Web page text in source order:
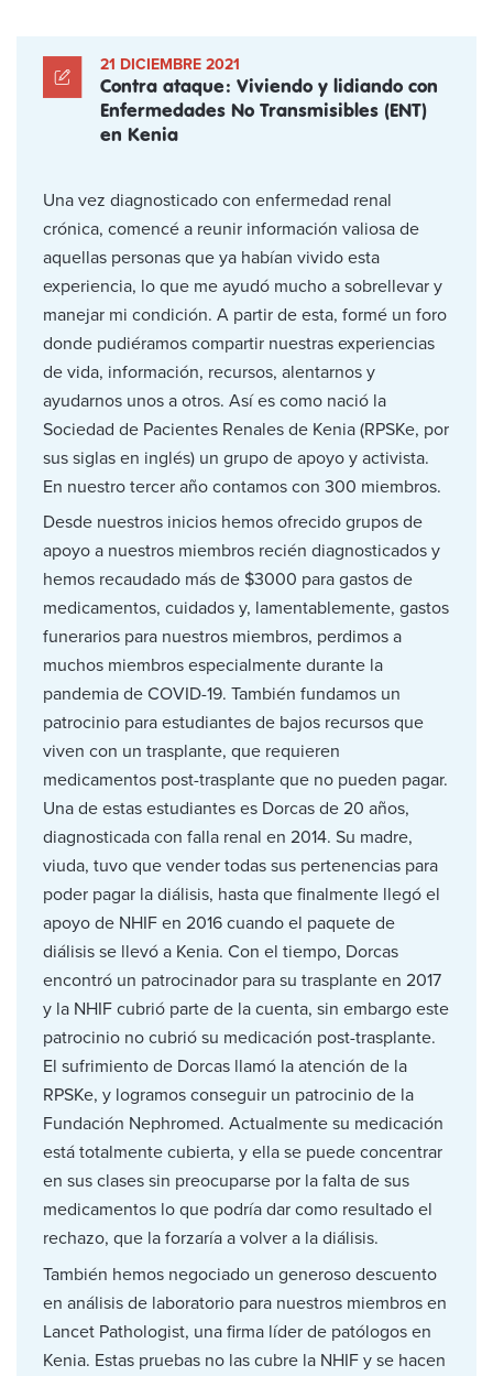
21 DICIEMBRE 2021
Contra ataque: Viviendo y lidiando con
Enfermedades No Transmisibles (ENT)
en Kenia
Una vez diagnosticado con enfermedad renal
crónica, comencé a reunir información valiosa de
aquellas personas que ya habían vivido esta
experiencia, lo que me ayudó mucho a sobrellevar y
manejar mi condición. A partir de esta, formé un foro
donde pudiéramos compartir nuestras experiencias
de vida, información, recursos, alentarnos y
ayudarnos unos a otros. Así es como nació la
Sociedad de Pacientes Renales de Kenia (RPSKe, por
sus siglas en inglés) un grupo de apoyo y activista.
En nuestro tercer año contamos con 300 miembros.
Desde nuestros inicios hemos ofrecido grupos de
apoyo a nuestros miembros recién diagnosticados y
hemos recaudado más de $3000 para gastos de
medicamentos, cuidados y, lamentablemente, gastos
funerarios para nuestros miembros, perdimos a
muchos miembros especialmente durante la
pandemia de COVID-19. También fundamos un
patrocinio para estudiantes de bajos recursos que
viven con un trasplante, que requieren
medicamentos post-trasplante que no pueden pagar.
Una de estas estudiantes es Dorcas de 20 años,
diagnosticada con falla renal en 2014. Su madre,
viuda, tuvo que vender todas sus pertenencias para
poder pagar la diálisis, hasta que finalmente llegó el
apoyo de NHIF en 2016 cuando el paquete de
diálisis se llevó a Kenia. Con el tiempo, Dorcas
encontró un patrocinador para su trasplante en 2017
y la NHIF cubrió parte de la cuenta, sin embargo este
patrocinio no cubrió su medicación post-trasplante.
El sufrimiento de Dorcas llamó la atención de la
RPSKe, y logramos conseguir un patrocinio de la
Fundación Nephromed. Actualmente su medicación
está totalmente cubierta, y ella se puede concentrar
en sus clases sin preocuparse por la falta de sus
medicamentos lo que podría dar como resultado el
rechazo, que la forzaría a volver a la diálisis.
También hemos negociado un generoso descuento
en análisis de laboratorio para nuestros miembros en
Lancet Pathologist, una firma líder de patólogos en
Kenia. Estas pruebas no las cubre la NHIF y se hacen